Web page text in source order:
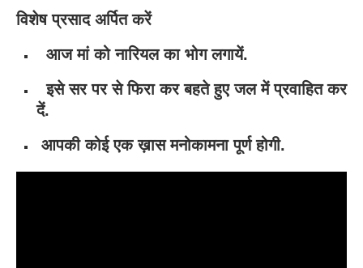
विशेष प्रसाद अर्पित करें
आज मां को नारियल का भोग लगायें.
इसे सर पर से फिरा कर बहते हुए जल में प्रवाहित कर
दें.
आपकी कोई एक ख़ास मनोकामना पूर्ण होगी.